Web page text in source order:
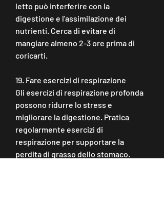
letto può interferire con la
digestione e l'assimilazione dei
nutrienti. Cerca di evitare di
mangiare almeno 2-3 ore prima di
coricarti.
19. Fare esercizi di respirazione
Gli esercizi di respirazione profonda
possono ridurre lo stress e
migliorare la digestione. Pratica
regolarmente esercizi di
respirazione per supportare la
perdita di grasso dello stomaco.